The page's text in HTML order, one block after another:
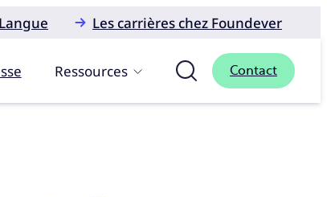
Langue
Les carrières chez Foundever
Ressources Contact